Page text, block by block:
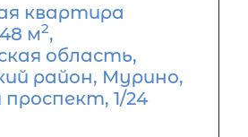
квартира
м2,
область,
район, Мурино,
проспект, 1/24